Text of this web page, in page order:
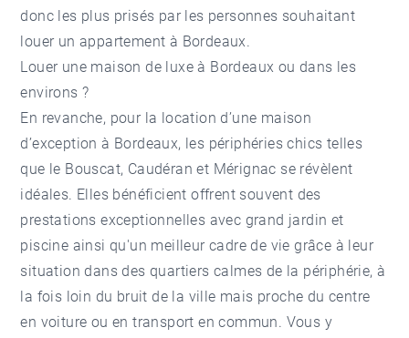
donc les plus prisés par les personnes souhaitant
louer un appartement à Bordeaux.
Louer une maison de luxe à Bordeaux ou dans les
environs ?
En revanche, pour la location d’une maison
d’exception à Bordeaux, les périphéries chics telles
que le Bouscat, Caudéran et Mérignac se révèlent
idéales. Elles bénéficient offrent souvent des
prestations exceptionnelles avec grand jardin et
piscine ainsi qu'un meilleur cadre de vie grâce à leur
situation dans des quartiers calmes de la périphérie, à
la fois loin du bruit de la ville mais proche du centre
en voiture ou en transport en commun. Vous y